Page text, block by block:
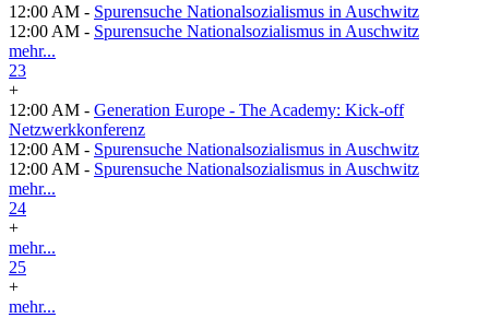
12:00 AM - Spurensuche Nationalsozialismus in Auschwitz
12:00 AM - Spurensuche Nationalsozialismus in Auschwitz
mehr...
23
+
12:00 AM - Generation Europe - The Academy: Kick-off
Netzwerkkonferenz
12:00 AM - Spurensuche Nationalsozialismus in Auschwitz
12:00 AM - Spurensuche Nationalsozialismus in Auschwitz
mehr...
24
+
mehr...
25
+
mehr...